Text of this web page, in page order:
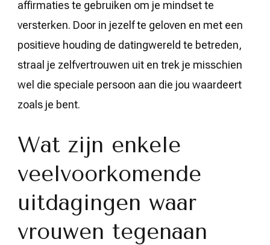
affirmaties te gebruiken om je mindset te
versterken. Door in jezelf te geloven en met een
positieve houding de datingwereld te betreden,
straal je zelfvertrouwen uit en trek je misschien
wel die speciale persoon aan die jou waardeert
zoals je bent.
Wat zijn enkele
veelvoorkomende
uitdagingen waar
vrouwen tegenaan